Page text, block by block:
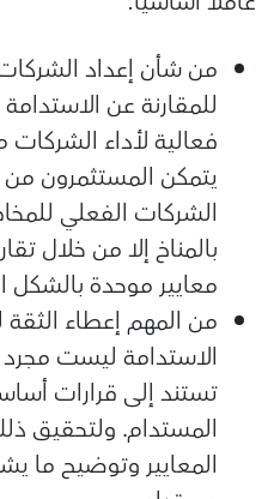
من شأن إعداد
للمقارنة عن الاستدامة
فعالية لأداء الشركات
يتمكن المستثمرون
الشركات الفعلي
بالمناخ إلا من خلال
معايير موحدة بالشكل
من المهم إعطاء
الاستدامة ليست
تستند إلى قرارات
المستدام. ولتحقيق
المعايير وتوضيح ما